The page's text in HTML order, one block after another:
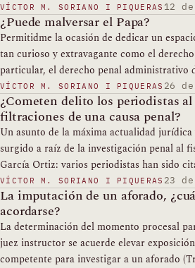
VÍCTOR M. SORIANO I PIQUERAS 12
¿Puede malversar el Papa?
Permitidme la ocasión de dedicar un
tan curioso y extravagante como el
particular, el derecho penal administrativo
VÍCTOR M. SORIANO I PIQUERAS 26
¿Cometen delito los periodistas
filtraciones de una causa penal?
Un asunto de la máxima actualidad
surgido a raíz de la investigación penal al
García Ortiz: varios periodistas han sido
VÍCTOR M. SORIANO I PIQUERAS 23
La imputación de un aforado,
acordarse?
La determinación del momento procesal
juez instructor se acuerde elevar
competente para investigar a un aforado